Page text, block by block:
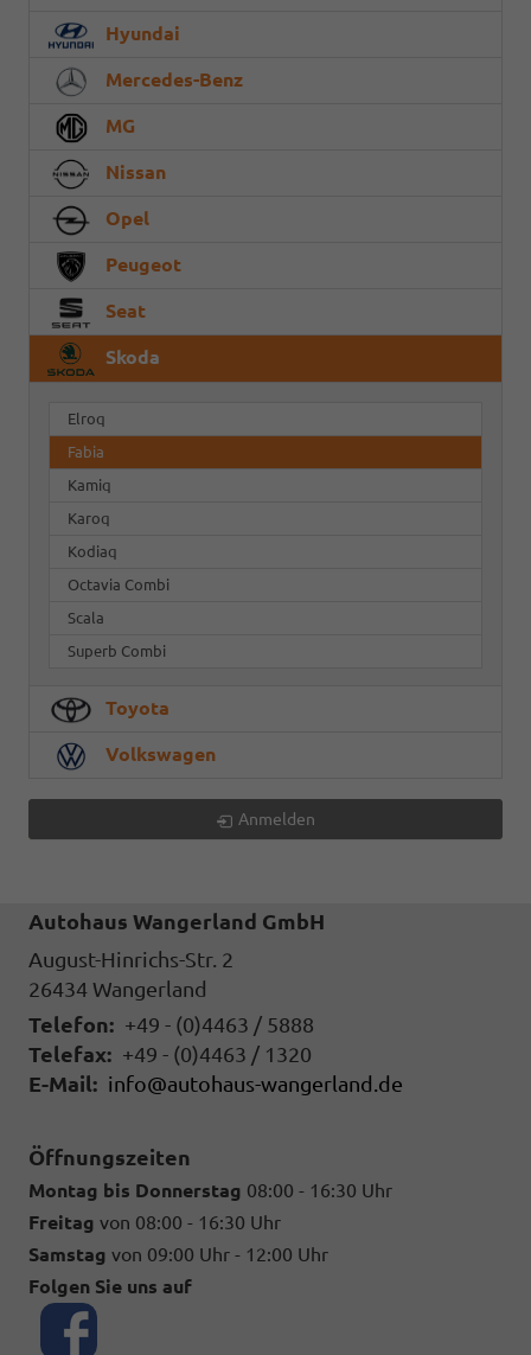
Hyundai
Mercedes-Benz
MG
Nissan
Opel
Peugeot
Seat
Skoda
Elroq
Fabia
Kamiq
Karoq
Kodiaq
Octavia Combi
Scala
Superb Combi
Toyota
Volkswagen
Anmelden
Autohaus Wangerland GmbH
August-Hinrichs-Str. 2
26434 Wangerland
Telefon: +49 - (0)4463 / 5888
Telefax: +49 - (0)4463 / 1320
E-Mail: info@autohaus-wangerland.de
Öffnungszeiten
Montag bis Donnerstag 08:00 - 16:30 Uhr
Freitag von 08:00 - 16:30 Uhr
Samstag von 09:00 Uhr - 12:00 Uhr
Folgen Sie uns auf